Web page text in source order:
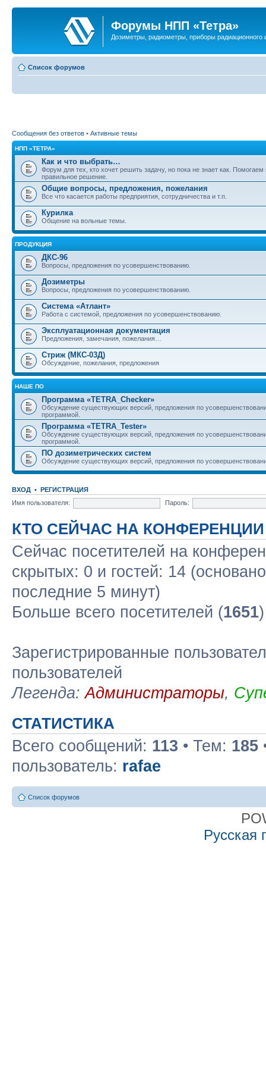
Форумы НПП «Тетра»
Дозиметры, радиометры, приборы радиационного
Список форумов
Сообщения без ответов • Активные темы
НПП «ТЕТРА»
Как и что выбрать…
Форум для тех, кто хочет решить задачу, но пока не знает как. Помогаем
правильное решение.
Общие вопросы, предложения, пожелания
Все что касается работы предприятия, сотрудничества и т.п.
Курилка
Общение на вольные темы.
ПРОДУКЦИЯ
ДКС-96
Вопросы, предложения по усовершенствованию.
Дозиметры
Вопросы, предложения по усовершенствованию.
Система «Атлант»
Работа с системой, предложения по усовершенствованию.
Эксплуатационная документация
Предложения, замечания, пожелания…
Стриж (МКС-03Д)
Обсуждение, пожелания, предложения
НАШЕ ПО
Программа «TETRA_Checker»
Обсуждение существующих версий, предложения по
программой.
Программа «TETRA_Tester»
Обсуждение существующих версий, предложения по
программой.
ПО дозиметрических систем
Обсуждение существующих версий, предложения по
ВХОД • РЕГИСТРАЦИЯ
Имя пользователя:
Пароль:
КТО СЕЙЧАС НА КОНФЕРЕНЦИИ
Сейчас посетителей на
скрытых: 0 и гостей: 14
последние 5 минут)
Больше всего посетителей (1651
Зарегистрированные
пользователей
Легенда:Администраторы,
СТАТИСТИКА
Всего сообщений: 113 • Тем: 185
пользователь: rafae
Список форумов
Русская